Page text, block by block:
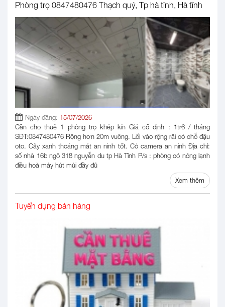
Phòng trọ 0847480476 Thạch quý, Tp hà tĩnh, Hà tĩnh
Ngày đăng: 15/07/2026
Cần cho thuê 1 phòng trọ khép kín Giá cố định : 1tr6 / tháng
SĐT:0847480476 Rộng hơn 20m vuông. Lối vào rộng rãi có chỗ đậu
oto. Cây xanh thoáng mát an ninh tốt. Có camera an ninh Địa chỉ:
số nhà 16b ngõ 318 nguyễn du tp Hà Tĩnh P/s : phòng có nóng lạnh
điều hoà máy hút mùi đầy đủ
Xem thêm
Tuyển dụng bán hàng